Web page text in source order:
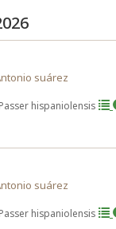
suárez
Passer hispaniolensis
suárez
Passer hispaniolensis